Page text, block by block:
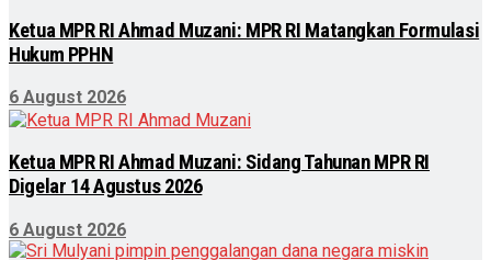
Ketua MPR RI Ahmad Muzani: MPR RI Matangkan Formulasi
Hukum PPHN
6 August 2026
Ketua MPR RI Ahmad Muzani: Sidang Tahunan MPR RI
Digelar 14 Agustus 2026
6 August 2026